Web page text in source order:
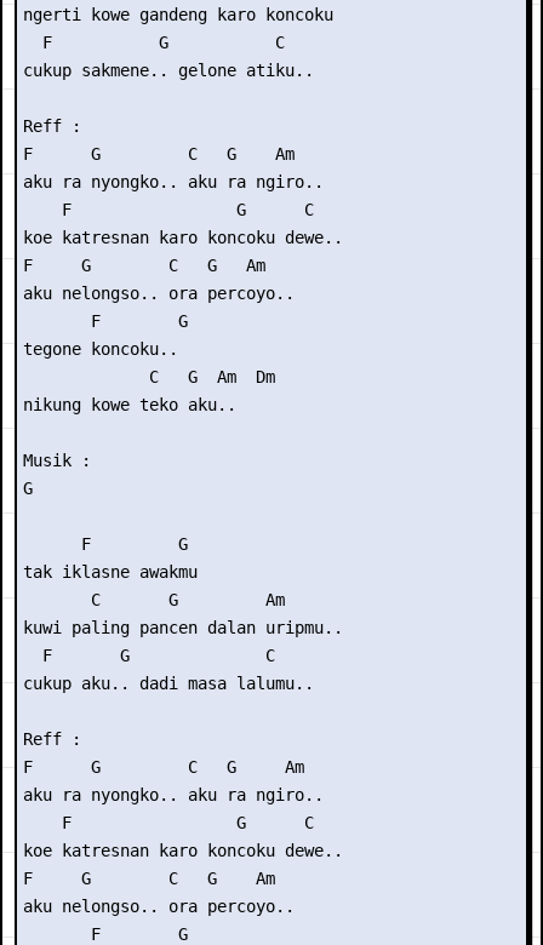
ngerti kowe gandeng karo koncoku
  F           G           C
cukup sakmene.. gelone atiku..
Reff :
F      G         C   G    Am
aku ra nyongko.. aku ra ngiro..
    F                 G      C
koe katresnan karo koncoku dewe..
F     G        C   G   Am
aku nelongso.. ora percoyo..
       F        G
tegone koncoku..
             C   G  Am  Dm
nikung kowe teko aku..
Musik :
G
      F         G
tak iklasne awakmu
       C       G         Am
kuwi paling pancen dalan uripmu..
  F       G              C
cukup aku.. dadi masa lalumu..
Reff :
F      G         C   G     Am
aku ra nyongko.. aku ra ngiro..
    F                 G      C
koe katresnan karo koncoku dewe..
F     G        C   G    Am
aku nelongso.. ora percoyo..
       F        G